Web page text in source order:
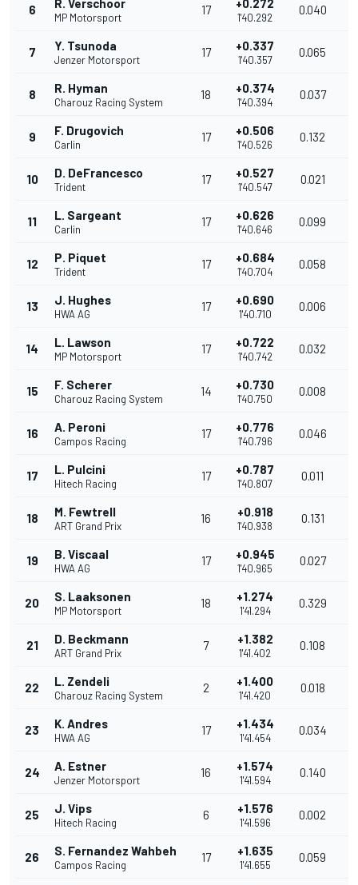
6 R. Verschoor
MP Motorsport
17 +0.272
1'40.292
0.040
7 Y. Tsunoda
Jenzer Motorsport
17 +0.337
1'40.357
0.065
8 R. Hyman
Charouz Racing System
18 +0.374
1'40.394
0.037
9 F. Drugovich
Carlin
17 +0.506
1'40.526
0.132
10 D. DeFrancesco
Trident
17 +0.527
1'40.547
0.021
11 L. Sargeant
Carlin
17 +0.626
1'40.646
0.099
12 P. Piquet
Trident
17 +0.684
1'40.704
0.058
13 J. Hughes
HWA AG
17 +0.690
1'40.710
0.006
14 L. Lawson
MP Motorsport
17 +0.722
1'40.742
0.032
15 F. Scherer
Charouz Racing System
14 +0.730
1'40.750
0.008
16 A. Peroni
Campos Racing
17 +0.776
1'40.796
0.046
17 L. Pulcini
Hitech Racing
17 +0.787
1'40.807
0.011
18 M. Fewtrell
ART Grand Prix
16 +0.918
1'40.938
0.131
19 B. Viscaal
HWA AG
17 +0.945
1'40.965
0.027
20 S. Laaksonen
MP Motorsport
18 +1.274
1'41.294
0.329
21 D. Beckmann
ART Grand Prix
7 +1.382
1'41.402
0.108
22 L. Zendeli
Charouz Racing System
2 +1.400
1'41.420
0.018
23 K. Andres
HWA AG
17 +1.434
1'41.454
0.034
24 A. Estner
Jenzer Motorsport
16 +1.574
1'41.594
0.140
25 J. Vips
Hitech Racing
6 +1.576
1'41.596
0.002
26 S. Fernandez Wahbeh
Campos Racing
17 +1.635
1'41.655
0.059